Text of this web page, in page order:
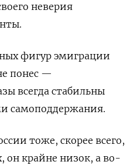
неверия
фигур эмиграции
понес —
всегда стабильны
самоподдержания.
тоже, скорее всего,
он крайне низок, а во-